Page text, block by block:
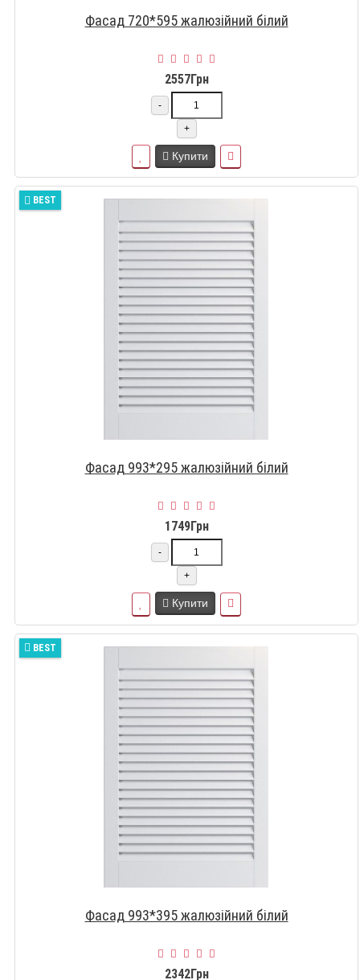
Фасад 720*595 жалюзійний білий
2557Грн
-
+
Купити
BEST
Фасад 993*295 жалюзійний білий
1749Грн
-
+
Купити
BEST
Фасад 993*395 жалюзійний білий
2342Грн